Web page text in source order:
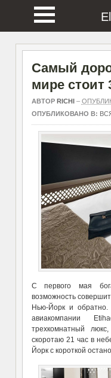
Самый
мире стоит
АВТОР RICHI–
ОПУБЛИКОВАНО В:
С первого мая
возможность
Нью-Йорк и
авиакомпании
трехкомнатный
скоротаю 21 час в
Йорк с короткой